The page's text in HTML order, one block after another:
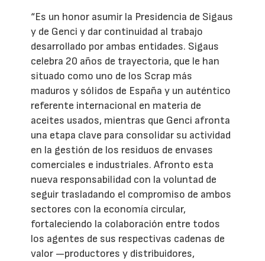
“Es un honor asumir la Presidencia de Sigaus
y de Genci y dar continuidad al trabajo
desarrollado por ambas entidades. Sigaus
celebra 20 años de trayectoria, que le han
situado como uno de los Scrap más
maduros y sólidos de España y un auténtico
referente internacional en materia de
aceites usados, mientras que Genci afronta
una etapa clave para consolidar su actividad
en la gestión de los residuos de envases
comerciales e industriales. Afronto esta
nueva responsabilidad con la voluntad de
seguir trasladando el compromiso de ambos
sectores con la economía circular,
fortaleciendo la colaboración entre todos
los agentes de sus respectivas cadenas de
valor —productores y distribuidores,